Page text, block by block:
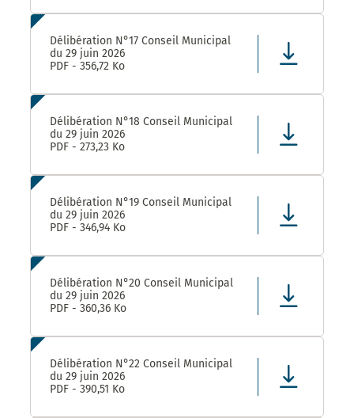
Délibération N°17 Conseil Municipal
du 29 juin 2026
PDF - 356,72 Ko
Délibération N°18 Conseil Municipal
du 29 juin 2026
PDF - 273,23 Ko
Délibération N°19 Conseil Municipal
du 29 juin 2026
PDF - 346,94 Ko
Délibération N°20 Conseil Municipal
du 29 juin 2026
PDF - 360,36 Ko
Délibération N°22 Conseil Municipal
du 29 juin 2026
PDF - 390,51 Ko